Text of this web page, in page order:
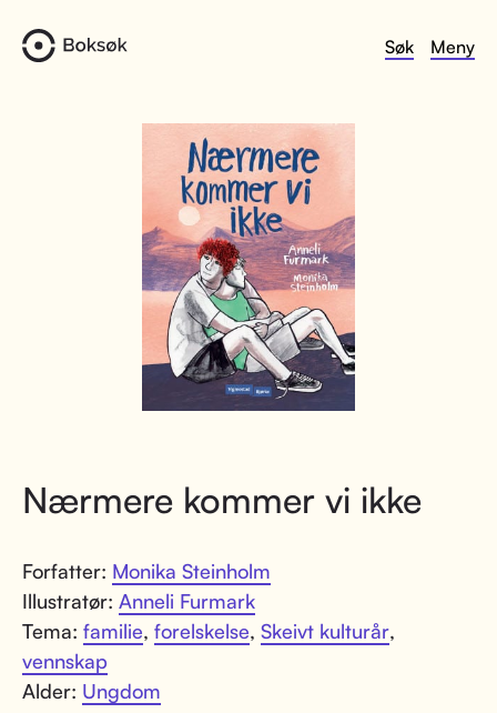
Søk Meny
Nærmere kommer vi ikke
Forfatter: Monika Steinholm
Illustratør: Anneli Furmark
Tema: familie, forelskelse, Skeivt kulturår,
vennskap
Alder: Ungdom